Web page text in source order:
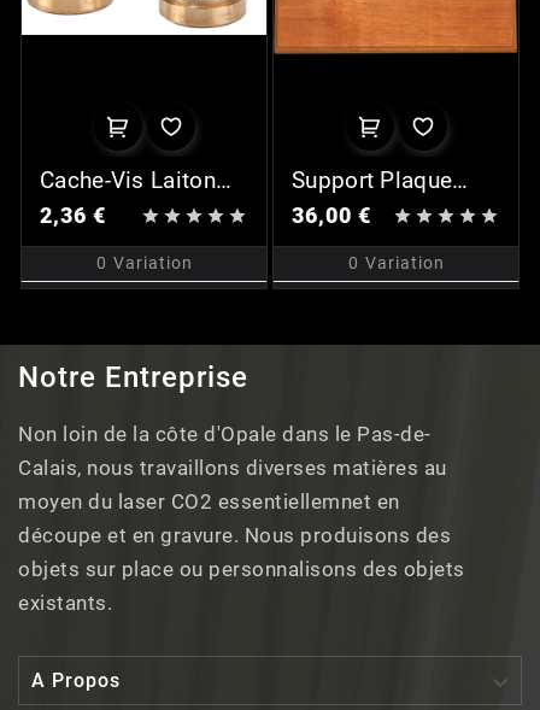
Cache-Vis Laiton
(x2)
2,36 €     
0 Variation
Support Plaque
Rectangulaire - III
36,00 €     
0 Variation
Notre Entreprise
Non loin de la côte d'Opale dans le Pas-de-
Calais, nous travaillons diverses matières au
moyen du laser CO2 essentiellemnet en
découpe et en gravure. Nous produisons des
objets sur place ou personnalisons des objets
existants.
A Propos 